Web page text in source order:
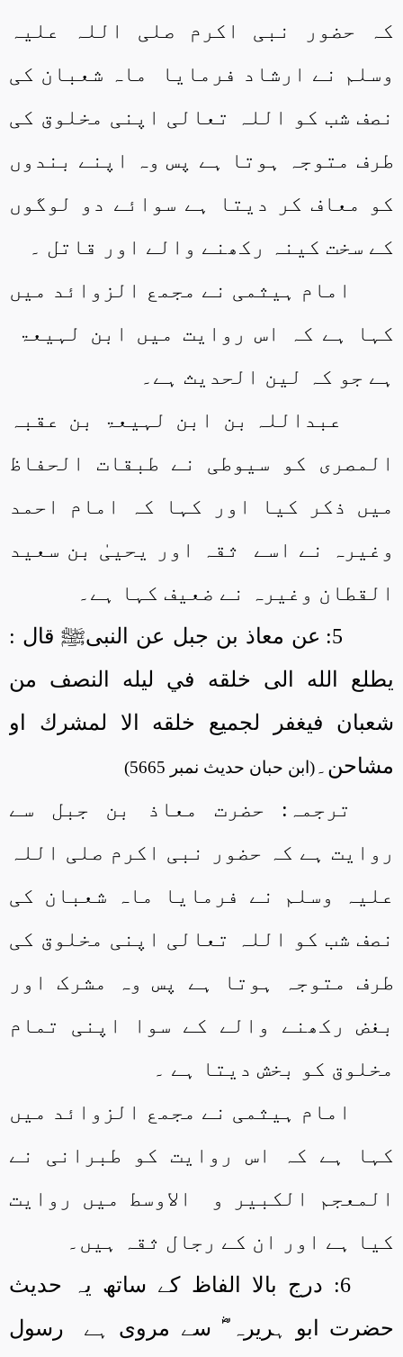
کہ حضور نبی اکرم صلی اللہ علیہ
وسلم نے ارشاد فرمایا
ماہ شعبان کی
نصف شب کو اللہ تعالی اپنی مخلوق کی
طرف متوجہ ہوتا ہے پس وہ اپنے بندوں
کو معاف کر دیتا ہے سوائے دو لوگوں
کے سخت کینہ رکھنے والے اور قاتل ۔
امام ہیثمی نے مجمع الزوائد میں
کہا ہے کہ اس روایت میں ابن لہیعۃ
ہے جو کہ لین الحدیث ہے۔
عبداللہ بن ابن لہیعۃ بن عقبہ
المصری کو سیوطی نے طبقات الحفاظ
میں ذکر کیا اور کہا کہ امام احمد
وغیرہ نے اسے
ثقہ اور یحییٰ بن سعید
القطان وغیرہ نے ضعیف کہا ہے۔
5: عن معاذ بن جبل عن النبیﷺ قال :
يطلع الله الى خلقه في ليله النصف من
شعبان فيغفر لجميع خلقه الا لمشرك او
مشاحن۔(ابن حبان حدیث نمبر 5665)
ترجمہ: حضرت معاذ بن جبل سے
روایت ہے کہ حضور نبی اکرم صلی اللہ
علیہ وسلم نے فرمایا ماہ شعبان کی
نصف شب کو اللہ تعالی اپنی مخلوق کی
طرف متوجہ ہوتا ہے پس وہ مشرک اور
بغض رکھنے والے کے سوا اپنی تمام
مخلوق کو بخش دیتا ہے ۔
امام ہیثمی نے مجمع الزوائد میں
کہا ہے کہ اس روایت کو طبرانی نے
المعجم الکبیر و
الاوسط میں روایت
کیا ہے اور ان کے رجال ثقہ ہیں۔
6: درج بالا الفاظ کے ساتھ یہ حدیث
حضرت ابو ہریرہ ؓ سے مروی ہے
رسول